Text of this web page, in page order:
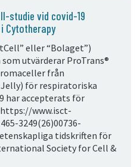
studie vid covid-19
Cytotherapy
eller “Bolaget”)
utvärderar ProTrans®
från
för respiratoriska
har accepterats för
www.isct-
3249(26)00736-
tidskriften för
Society for Cell &